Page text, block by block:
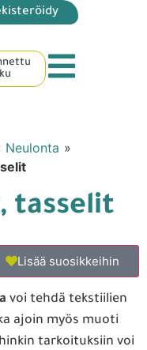
Neulonta »
tasselit
Lisää suosikkeihin
voi tehdä tekstiilien
ajoin myös muoti
tarkoituksiin voi